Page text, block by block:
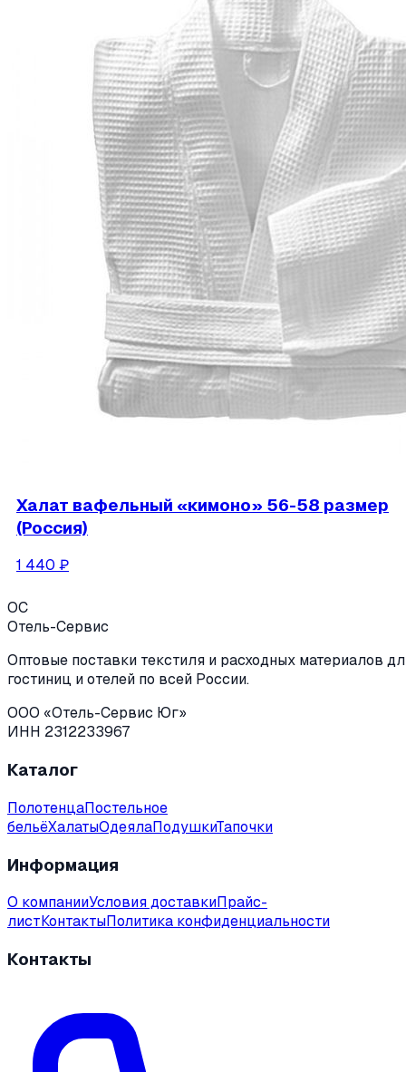
Халат вафельный «кимоно» 56-58 размер
(Россия)
1 440 ₽
ОС
Отель-Сервис
Оптовые поставки текстиля и расходных материалов
гостиниц и отелей по всей России.
ООО «Отель-Сервис Юг»
ИНН 2312233967
Каталог
ПолотенцаПостельное
бельёХалатыОдеялаПодушкиТапочки
Информация
О компанииУсловия доставкиПрайс-
листКонтактыПолитика конфиденциальности
Контакты